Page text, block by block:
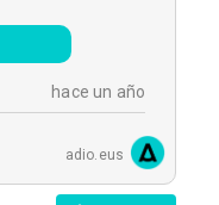
hace un año
adio.eus